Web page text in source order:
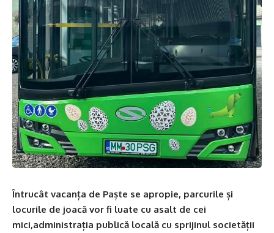
Întrucât vacanța de Paște se apropie, parcurile și
locurile de joacă vor fi luate cu asalt de cei
mici,administrația publică locală cu sprijinul societății